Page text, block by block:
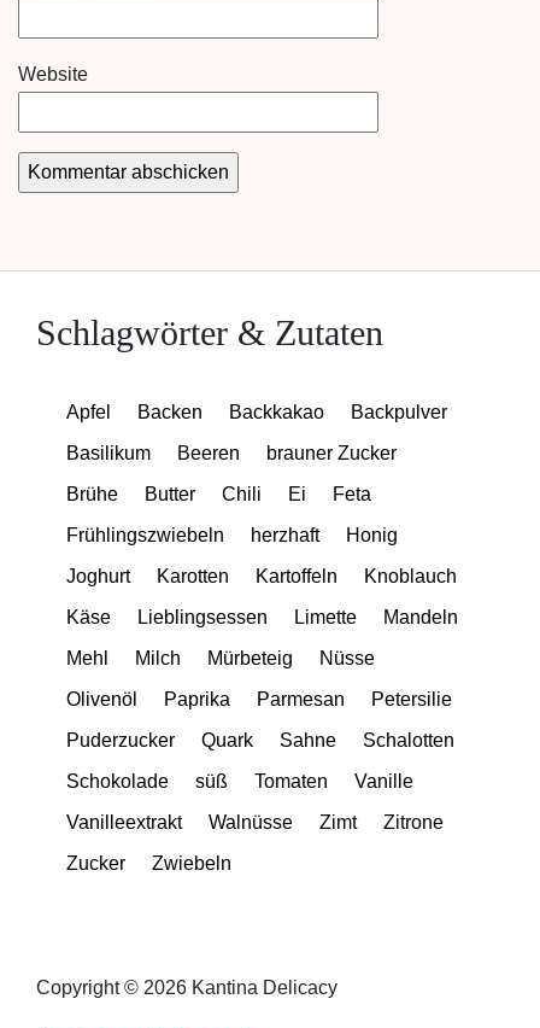
Website
Schlagwörter & Zutaten
Apfel Backen Backkakao
Backpulver
Basilikum
Beeren
brauner Zucker
Brühe
Butter Chili Ei
Feta
Frühlingszwiebeln
herzhaft
Honig
Joghurt
Karotten Kartoffeln
Knoblauch
Käse
Lieblingsessen Limette
Mandeln
Mehl
Milch Mürbeteig
Nüsse
Olivenöl
Paprika Parmesan
Petersilie
Puderzucker
Quark Sahne
Schalotten
Schokolade
süß Tomaten
Vanille
Vanilleextrakt
Walnüsse Zimt
Zitrone
Zucker
Zwiebeln
Copyright © 2026 Kantina Delicacy